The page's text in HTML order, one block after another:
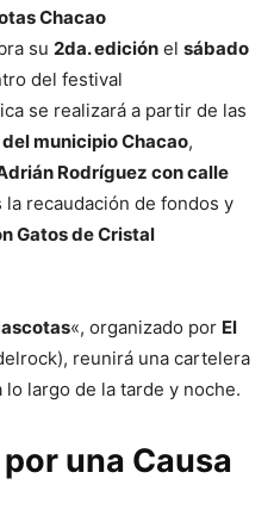
Chacao
su 2da. edición el sábado
del festival
se realizará a partir de las
municipio Chacao,
Rodríguez con calle
recaudación de fondos y
Gatos de Cristal
«, organizado por El
reunirá una cartelera
lo largo de la tarde y noche.
una Causa